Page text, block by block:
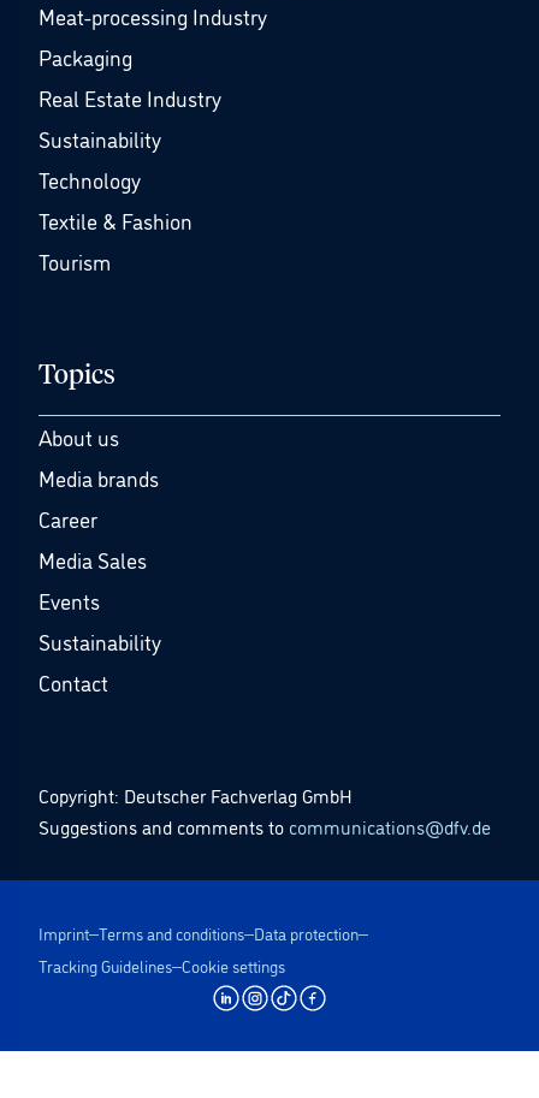
Meat-processing Industry
Packaging
Real Estate Industry
Sustainability
Technology
Textile & Fashion
Tourism
Topics
About us
Media brands
Career
Media Sales
Events
Sustainability
Contact
Copyright: Deutscher Fachverlag GmbH
Suggestions and comments to communications@dfv.de
Imprint Terms and conditions Data protection
Tracking Guidelines Cookie settings